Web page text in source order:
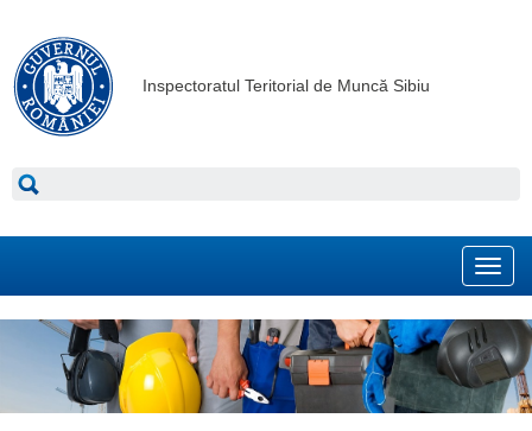
Inspectoratul Teritorial de Muncă Sibiu